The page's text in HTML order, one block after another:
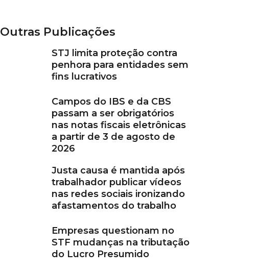
Outras Publicações
STJ limita proteção contra
penhora para entidades sem
fins lucrativos
Campos do IBS e da CBS
passam a ser obrigatórios
nas notas fiscais eletrônicas
a partir de 3 de agosto de
2026
Justa causa é mantida após
trabalhador publicar vídeos
nas redes sociais ironizando
afastamentos do trabalho
Empresas questionam no
STF mudanças na tributação
do Lucro Presumido